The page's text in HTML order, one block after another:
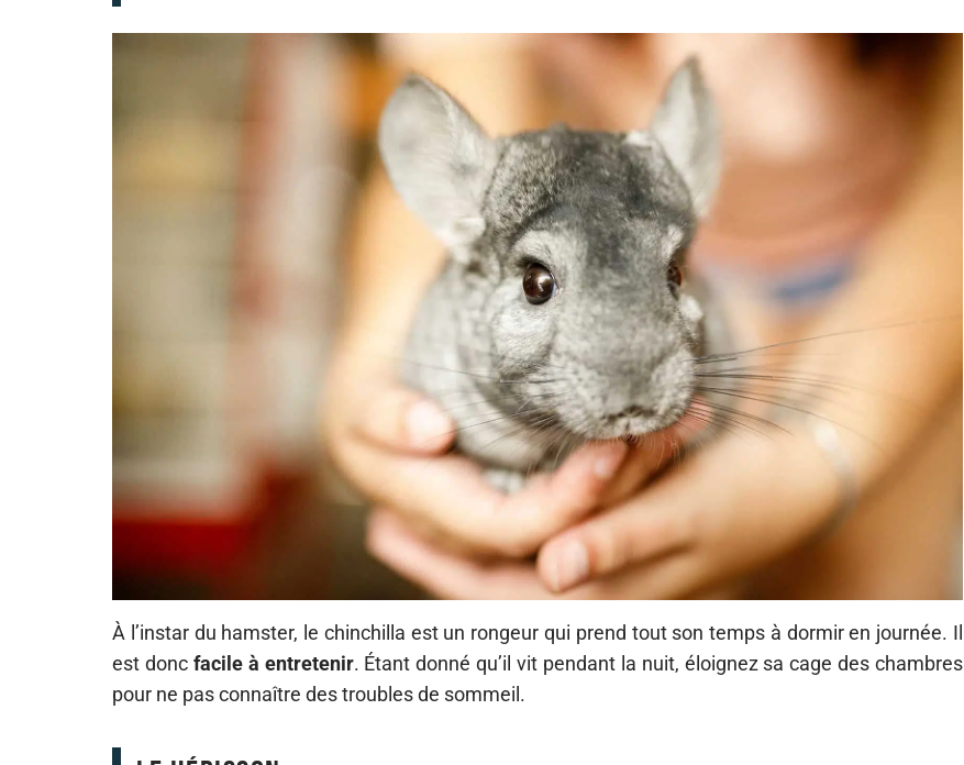
À l’instar du hamster, le chinchilla est un rongeur qui prend tout son temps à dormir en journée. Il
est donc facile à entretenir. Étant donné qu’il vit pendant la nuit, éloignez sa cage des chambres
pour ne pas connaître des troubles de sommeil.